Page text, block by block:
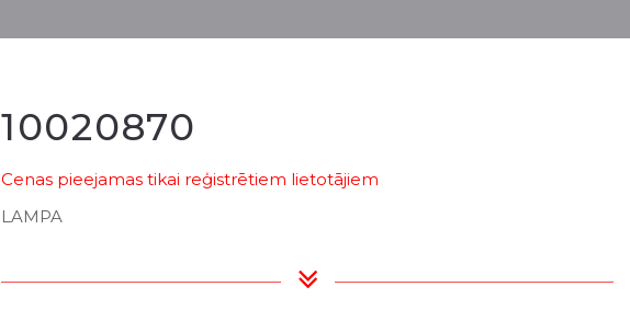
10020870
Cenas pieejamas tikai reģistrētiem lietotājiem
LAMPA